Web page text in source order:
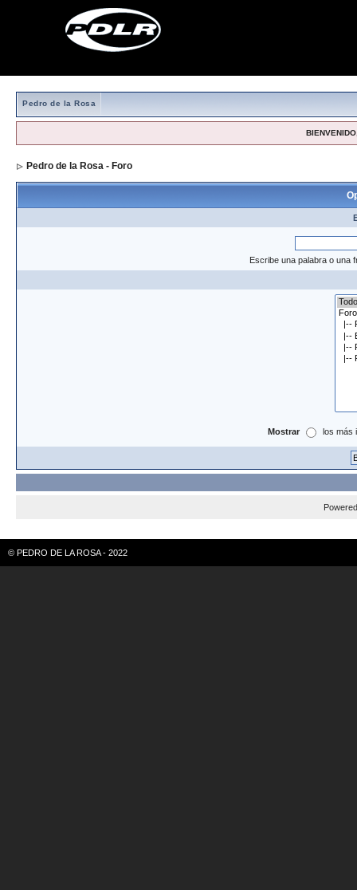
Pedro de la Rosa
Pedro de la Rosa - Foro
Escribe una palabra o una
Mostrar los más
© PEDRO DE LA ROSA - 2022